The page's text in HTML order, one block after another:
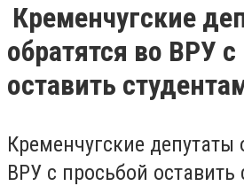
Кременчугские
обратятся во ВРУ
оставить
Кременчугские депутаты
ВРУ с просьбой